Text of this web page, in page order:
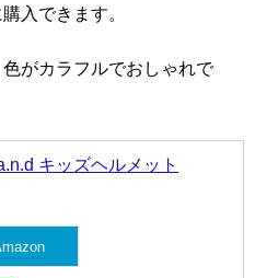
入できます。
がカラフルでおしゃれで
キッズヘルメット